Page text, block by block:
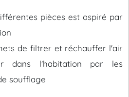
pièces est aspiré par
de filtrer et réchauffer l'air
dans l'habitation par les
soufflage